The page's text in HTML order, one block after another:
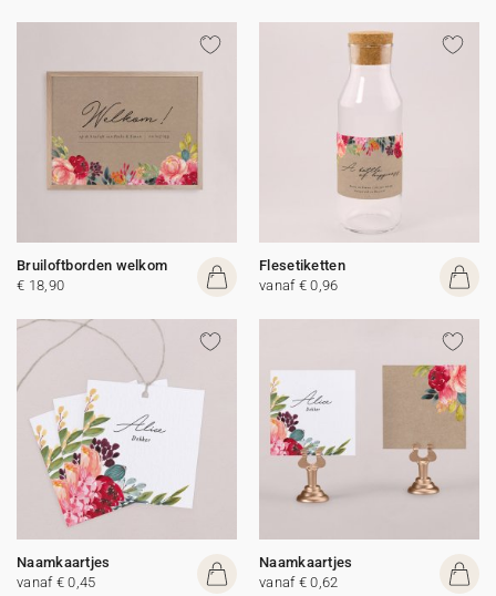
Bruiloftborden welkom
€ 18,90
Flesetiketten
vanaf € 0,96
Naamkaartjes
vanaf € 0,45
Naamkaartjes
vanaf € 0,62